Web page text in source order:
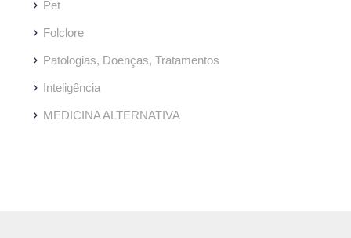
Pet
Folclore
Patologias, Doenças, Tratamentos
Inteligência
MEDICINA ALTERNATIVA